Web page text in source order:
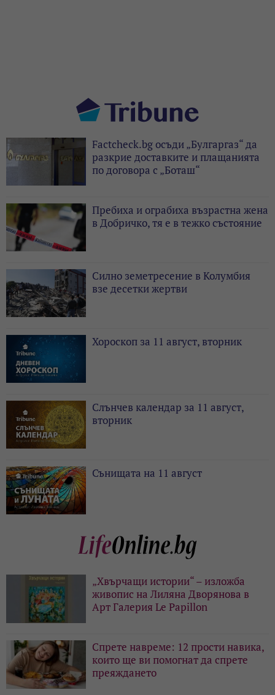
Factcheck.bg осъди „Булгаргаз“ да
разкрие доставките и плащанията
по договора с „Боташ“
Пребиха и ограбиха възрастна жена
в Добричко, тя е в тежко състояние
Силно земетресение в Колумбия
взе десетки жертви
Хороскоп за 11 август, вторник
Слънчев календар за 11 август,
вторник
Сънищата на 11 август
„Хвърчащи истории“ – изложба
живопис на Лиляна Дворянова в
Арт Галерия Le Papillon
Спрете навреме: 12 прости навика,
които ще ви помогнат да спрете
преяждането